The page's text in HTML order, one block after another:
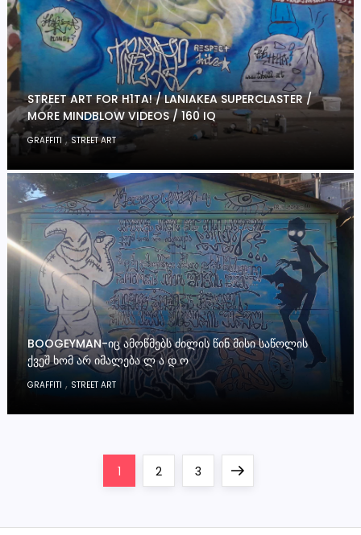
STREET ART FOR H1TA! / LANIAKEA SUPERCLASTER /
MORE MINDBLOW VIDEOS / 160 IQ
GRAFFITI,STREET ART
BOOGEYMAN-ᲘᲪ ᲐᲛᲝᲬᲛᲔᲑᲡ ᲫᲘᲚᲘᲡ ᲬᲘᲜ ᲛᲘᲡᲘ ᲡᲐᲬᲝᲚᲘᲡ
ᲥᲕᲔᲨ ᲮᲝᲛ ᲐᲠ ᲘᲛᲐᲚᲔᲑᲐ Ლ Ა Დ Ო
GRAFFITI , STREET ART
Page
1 Page
2 Page
3
Next